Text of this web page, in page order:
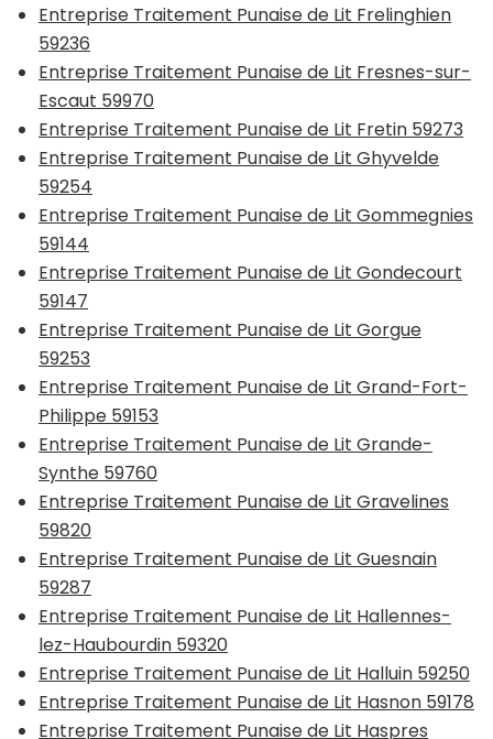
Entreprise Traitement Punaise de Lit Frelinghien
59236
Entreprise Traitement Punaise de Lit Fresnes-sur-
Escaut 59970
Entreprise Traitement Punaise de Lit Fretin 59273
Entreprise Traitement Punaise de Lit Ghyvelde
59254
Entreprise Traitement Punaise de Lit Gommegnies
59144
Entreprise Traitement Punaise de Lit Gondecourt
59147
Entreprise Traitement Punaise de Lit Gorgue
59253
Entreprise Traitement Punaise de Lit Grand-Fort-
Philippe 59153
Entreprise Traitement Punaise de Lit Grande-
Synthe 59760
Entreprise Traitement Punaise de Lit Gravelines
59820
Entreprise Traitement Punaise de Lit Guesnain
59287
Entreprise Traitement Punaise de Lit Hallennes-
lez-Haubourdin 59320
Entreprise Traitement Punaise de Lit Halluin 59250
Entreprise Traitement Punaise de Lit Hasnon 59178
Entreprise Traitement Punaise de Lit Haspres